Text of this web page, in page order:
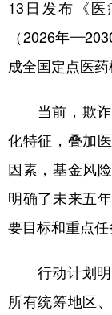
食品
彩票
13日发布《医
（2026年
成全国定点医药
当前，欺诈
化特征，叠加
因素，基金风
明确了未来五
要目标和重点任
行动计划明
所有统筹地区